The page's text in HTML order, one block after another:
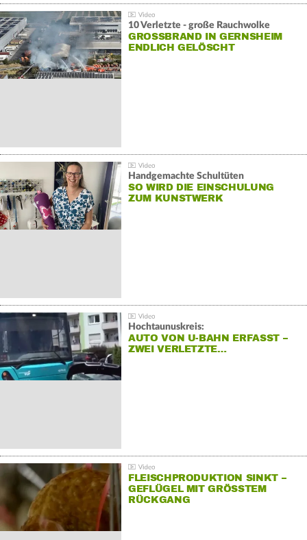
10 Verletzte - große Rauchwolke
GROSSBRAND IN GERNSHEIM E
NDLICH GELÖSCHT
Handgemachte Schultüten
SO WIRD DIE EINSCHULUNG
ZUM KUNSTWERK
Hochtaunuskreis:
AUTO VON U-BAHN ERFASST –
ZWEI VERLETZTE…
FLEISCHPRODUKTION SINKT –
GEFLÜGEL MIT GRÖSSTEM R
ÜCKGANG